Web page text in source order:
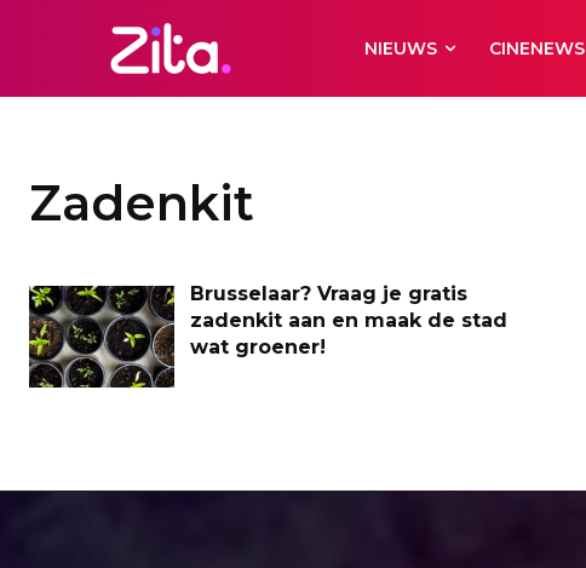
NIEUWS CINENEWS
Zadenkit
Brusselaar? Vraag je gratis
zadenkit aan en maak de stad
wat groener!